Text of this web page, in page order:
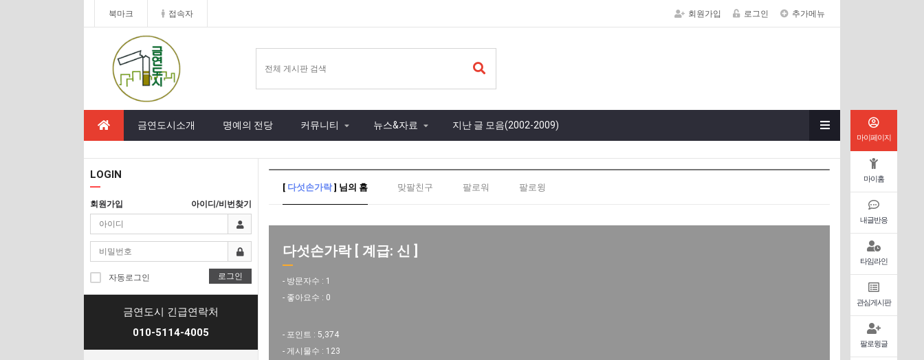
북마크 접속자 회원가입 로그인 추가메뉴
금연도시소개 명예의 전당 커뮤니티 뉴스&자료 지난 글 모음(2002-2009)
마이페이지
마이홈
내글반응
타임라인
관심게시판
팔로윙글
LOGIN
회원가입 아이디/비번찾기
자동로그인 로그인
금연도시 긴급연락처
010-5114-4005
[ 다섯손가락] 님의 홈 맞팔친구 팔로워 팔로윙
다섯손가락 [ 계급: 신 ]
- 방문자수 : 1
- 좋아요수 : 0
- 포인트 : 5,374
- 게시물수 : 123